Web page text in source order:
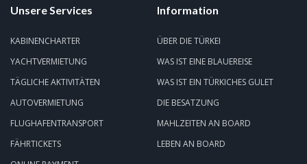
Unsere Services
KABINENCHARTER
YACHTVERMIETUNG
TÄGLICHE AKTIVITÄTEN
AUTOVERMIETUNG
FLUGHAFENTRANSPORT
FÄHRTICKETS
Information
ÜBER DIE TÜRKEI
WAS IST EINE BLAUEREISE
WAS IST EIN TÜRKICHES GULET
DIE BESATZUNG
MAHLZEITEN AN BOARD
LEBEN AN BOARD